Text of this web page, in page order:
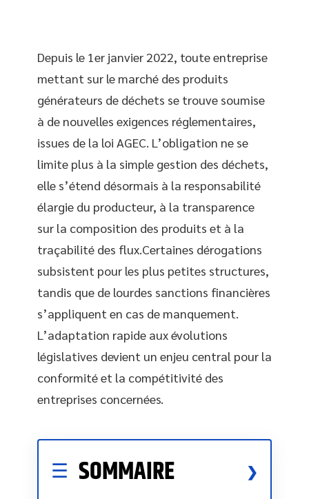
Depuis le 1er janvier 2022, toute entreprise
mettant sur le marché des produits
générateurs de déchets se trouve soumise
à de nouvelles exigences réglementaires,
issues de la loi AGEC. L’obligation ne se
limite plus à la simple gestion des déchets,
elle s’étend désormais à la responsabilité
élargie du producteur, à la transparence
sur la composition des produits et à la
traçabilité des flux.Certaines dérogations
subsistent pour les plus petites structures,
tandis que de lourdes sanctions financières
s’appliquent en cas de manquement.
L’adaptation rapide aux évolutions
législatives devient un enjeu central pour la
conformité et la compétitivité des
entreprises concernées.
SOMMAIRE